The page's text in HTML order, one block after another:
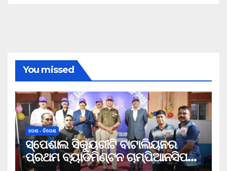
You missed
ଦେଶ - ବିଦେଶ
ସ୍ପେଶାଲ ସିକ୍ୟୁରୀଟି ବାଟାଲିୟନର
ପ୍ରଥମ ବ୍ୟାଡମିଣ୍ଟନ ଚାମ୍ପିଆନସିପ